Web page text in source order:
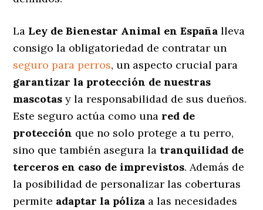
La Ley de Bienestar Animal en España lleva
consigo la obligatoriedad de contratar un
seguro para perros, un aspecto crucial para
garantizar la protección de nuestras
mascotas y la responsabilidad de sus dueños.
Este seguro actúa como una red de
protección que no solo protege a tu perro,
sino que también asegura la tranquilidad de
terceros en caso de imprevistos. Además de
la posibilidad de personalizar las coberturas
permite adaptar la póliza a las necesidades